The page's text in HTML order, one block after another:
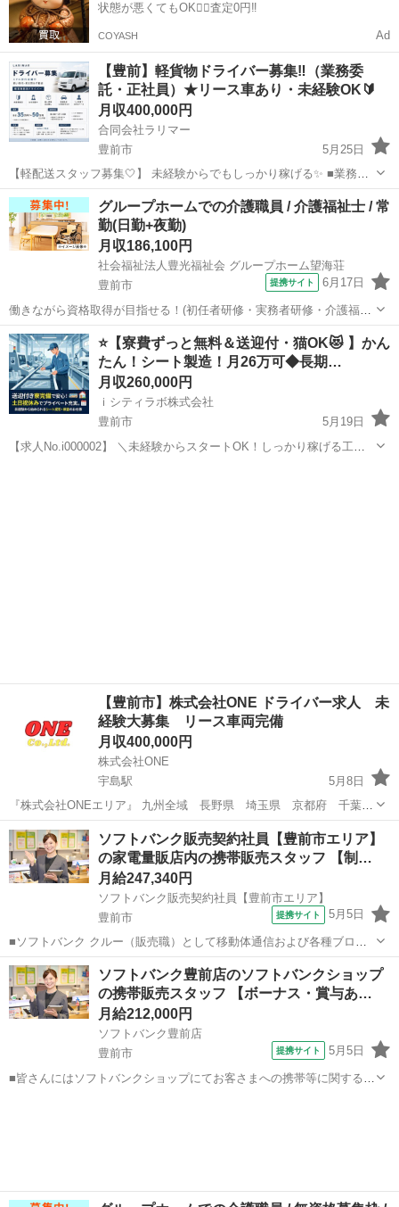
状態が悪くてもOK🙆‍♀️査定0円‼️
COYASH Ad
【豊前】軽貨物ドライバー募集‼️（業務委
託・正社員）★リース車あり・未経験OK🔰
月収400,000円
合同会社ラリマー
豊前市
5月25日
【軽配送スタッフ募集🤍】 未経験からでもしっかり稼げる✨ ■業務内
容 軽自動車での個人宅への配送業務📦 一般宅配、ポスト投函のみの配
達🚚 ■勤務時間 9:00〜配送終了まで 慣れた方は19:30頃終了✨ ■勤務日
数 ...
福岡 豊前市 ドライバー
グループホームでの介護職員 / 介護福祉士 / 常
勤(日勤+夜勤)
月収186,100円
社会福祉法人豊光福祉会 グループホーム望海荘
豊前市
提携サイト 6月17日
働きながら資格取得が目指せる！(初任者研修・実務者研修・介護福祉
士)/利用者人数５０人以下 【施設名】 社会福祉法人豊光福祉会 グルー
プホーム望海荘 【勤務地】 福岡県 豊前市 【アクセス】 豊前松江駅か
ら徒歩7分 豊...
福岡 豊前市 介護福祉士
⭐【寮費ずっと無料＆送迎付・猫OK😻 】かん
たん！シート製造！月26万可◆長期…
月収260,000円
ｉシティラボ株式会社
豊前市
5月19日
【求人No.i000002】 ＼未経験からスタートOK！しっかり稼げる工場
【豊前市】株式会社ONE ドライバー求人 未
経験大募集 リース車両完備
月収400,000円
株式会社ONE
宇島駅
5月8日
『株式会社ONEエリア』 九州全域 長野県 埼玉県 京都府 千葉県
『業務内容』 ：個人宅へお荷物を運びます ：軽バンタイプの車両でお
仕事になります 『福利厚生』 ※格安ガソリンカード支給 ※ 業務災害
補償保険 『委託...
福岡 豊前市 宇島駅 ドライバー
ソフトバンク販売契約社員【豊前市エリア】
の家電量販店内の携帯販売スタッフ 【制…
月給247,340円
ソフトバンク販売契約社員【豊前市エリア】
豊前市
提携サイト 5月5日
■ソフトバンク クルー（販売職）として移動体通信および各種ブロー
ドバンドサービスの提案・販売をお任せします。 【具体的な業務内
容】 ・スマートフォンなどの販売 ・新規加入やプラン変更の事務手続
き ・その他、各種商品・サービ...
福岡 豊前市 その他
ソフトバンク豊前店のソフトバンクショップ
の携帯販売スタッフ 【ボーナス・賞与あ…
月給212,000円
ソフトバンク豊前店
豊前市
提携サイト 5月5日
■皆さんにはソフトバンクショップにてお客さまへの携帯等に関する接